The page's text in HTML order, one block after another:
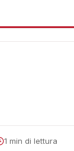
1 min di lettura